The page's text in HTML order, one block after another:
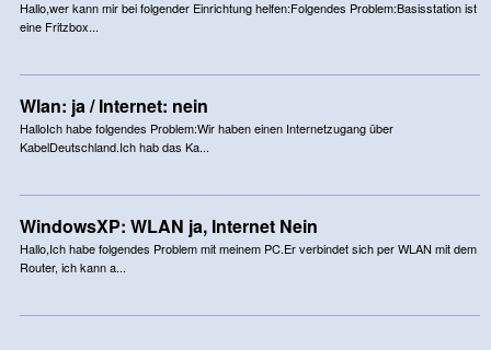
Hallo,wer kann mir bei folgender Einrichtung helfen:Folgendes Problem:Basisstation ist
eine Fritzbox...
Wlan: ja / Internet: nein
HalloIch habe folgendes Problem:Wir haben einen Internetzugang über
KabelDeutschland.Ich hab das Ka...
WindowsXP: WLAN ja, Internet Nein
Hallo,Ich habe folgendes Problem mit meinem PC.Er verbindet sich per WLAN mit dem
Router, ich kann a...